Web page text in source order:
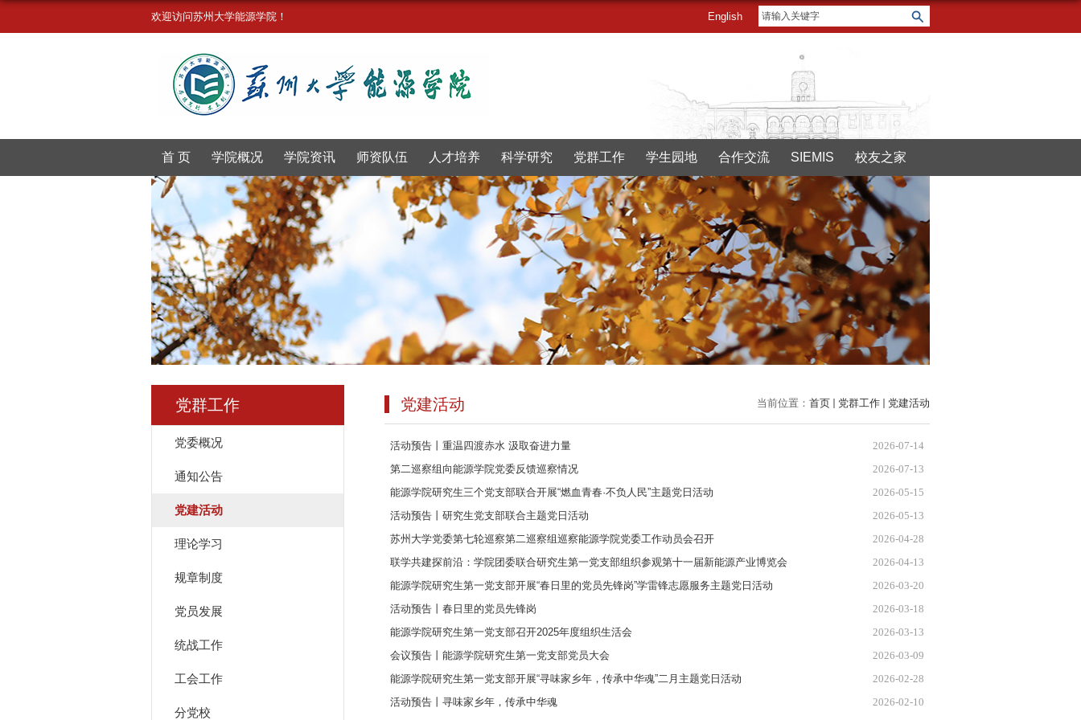
欢迎访问苏州大学能源学院！ English
首 页 学院概况 学院资讯 师资队伍 人才培养 科学研究 党群工作 学生园地 合作交流 SIEMIS 校友之家
党群工作
党委概况
通知公告
党建活动
理论学习
规章制度
党员发展
统战工作
工会工作
分党校
当前位置： 首页 党群工作 党建活动
党建活动
活动预告丨重温四渡赤水 汲取奋进力量
2026-07-14
第二巡察组向能源学院党委反馈巡察情况
2026-07-13
能源学院研究生三个党支部联合开展“燃血青春·不负人民”主题党日活动
2026-05-15
活动预告丨研究生党支部联合主题党日活动
2026-05-13
苏州大学党委第七轮巡察第二巡察组巡察能源学院党委工作动员会召开
2026-04-28
联学共建探前沿：学院团委联合研究生第一党支部组织参观第十一届新能源产业博览会
2026-04-13
能源学院研究生第一党支部开展“春日里的党员先锋岗”学雷锋志愿服务主题党日活动
2026-03-20
活动预告丨春日里的党员先锋岗
2026-03-18
能源学院研究生第一党支部召开2025年度组织生活会
2026-03-13
会议预告丨能源学院研究生第一党支部党员大会
2026-03-09
能源学院研究生第一党支部开展“寻味家乡年，传承中华魂”二月主题党日活动
2026-02-28
活动预告丨寻味家乡年，传承中华魂
2026-02-10